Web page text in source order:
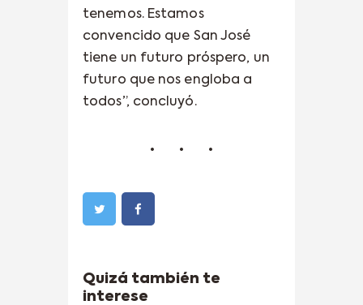
tenemos. Estamos
convencido que San José
tiene un futuro próspero, un
futuro que nos engloba a
todos”, concluyó.
Quizá también te
interese